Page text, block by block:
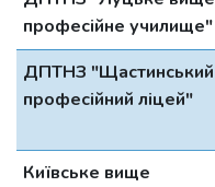
професійне училище"
ДПТНЗ "Щастинський
професійний ліцей"
Київське вище